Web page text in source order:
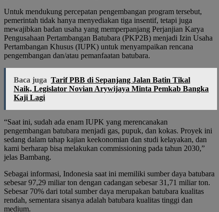
Untuk mendukung percepatan pengembangan program tersebut,
pemerintah tidak hanya menyediakan tiga insentif, tetapi juga
mewajibkan badan usaha yang memperpanjang Perjanjian Karya
Pengusahaan Pertambangan Batubara (PKP2B) menjadi Izin Usaha
Pertambangan Khusus (IUPK) untuk menyampaikan rencana
pengembangan dan/atau pemanfaatan batubara.
Baca juga Tarif PBB di Sepanjang Jalan Batin Tikal
Naik, Legislator Novian Arywijaya Minta Pemkab Bangka
Kaji Lagi
“Saat ini, sudah ada enam IUPK yang merencanakan
pengembangan batubara menjadi gas, pupuk, dan kokas. Proyek ini
sedang dalam tahap kajian keekonomian dan studi kelayakan, dan
kami berharap bisa melakukan commissioning pada tahun 2030,”
jelas Bambang.
Sebagai informasi, Indonesia saat ini memiliki sumber daya batubara
sebesar 97,29 miliar ton dengan cadangan sebesar 31,71 miliar ton.
Sebesar 70% dari total sumber daya merupakan batubara kualitas
rendah, sementara sisanya adalah batubara kualitas tinggi dan
medium.